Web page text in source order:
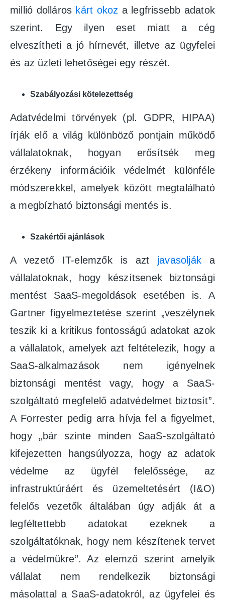
millió dolláros kárt okoz a legfrissebb adatok
szerint. Egy ilyen eset miatt a cég
elveszítheti a jó hírnevét, illetve az ügyfelei
és az üzleti lehetőségei egy részét.
Szabályozási kötelezettség
Adatvédelmi törvények (pl. GDPR, HIPAA)
írják elő a világ különböző pontjain működő
vállalatoknak, hogyan erősítsék meg
érzékeny információik védelmét különféle
módszerekkel, amelyek között megtalálható
a megbízható biztonsági mentés is.
Szakértői ajánlások
A vezető IT-elemzők is azt javasolják a
vállalatoknak, hogy készítsenek biztonsági
mentést SaaS-megoldások esetében is. A
Gartner figyelmeztetése szerint „veszélynek
teszik ki a kritikus fontosságú adatokat azok
a vállalatok, amelyek azt feltételezik, hogy a
SaaS-alkalmazások nem igényelnek
biztonsági mentést vagy, hogy a SaaS-
szolgáltató megfelelő adatvédelmet biztosít”.
A Forrester pedig arra hívja fel a figyelmet,
hogy „bár szinte minden SaaS-szolgáltató
kifejezetten hangsúlyozza, hogy az adatok
védelme az ügyfél felelőssége, az
infrastruktúráért és üzemeltetésért (I&O)
felelős vezetők általában úgy adják át a
legféltettebb adatokat ezeknek a
szolgáltatóknak, hogy nem készítenek tervet
a védelmükre”. Az elemző szerint amelyik
vállalat nem rendelkezik biztonsági
másolattal a SaaS-adatokról, az ügyfelei és